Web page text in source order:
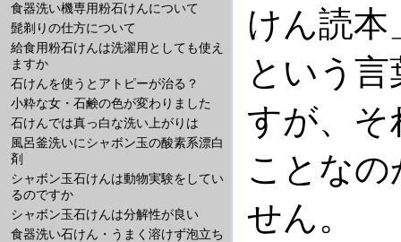
食器洗い機専用粉石けんについて
髭剃りの仕方について
給食用粉石けんは洗濯用としても使え
ますか
石けんを使うとアトピーが治る？
小粋な女・石鹸の色が変わりました
石けんでは真っ白な洗い上がりは
風呂釜洗いにシャボン玉の酸素系漂白
剤
シャボン玉石けんは動物実験をしてい
るのですか
シャボン玉石けんは分解性が良い
食器洗い石けん・うまく溶けず泡立ち
けん読本
という
すが、そ
ことな
せん。